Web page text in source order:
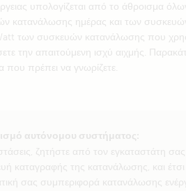
υπολογίζεται από το άθροισμα
κατανάλωσης ημέρας και των
των συσκευών κατανάλωσης που
την απαιτούμενη ισχύ αιχμής.
που πρέπει να γνωρίζετε.
αυτόνομου συστήματος:
ζητήστε από τον εγκαταστάτη
καταγραφής της κατανάλωσης, και έτσι
σας συμπεριφορά κατανάλωσης